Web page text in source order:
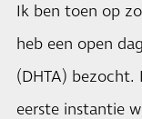
Ik ben toen op
heb een open
(DHTA)
eerste instantie